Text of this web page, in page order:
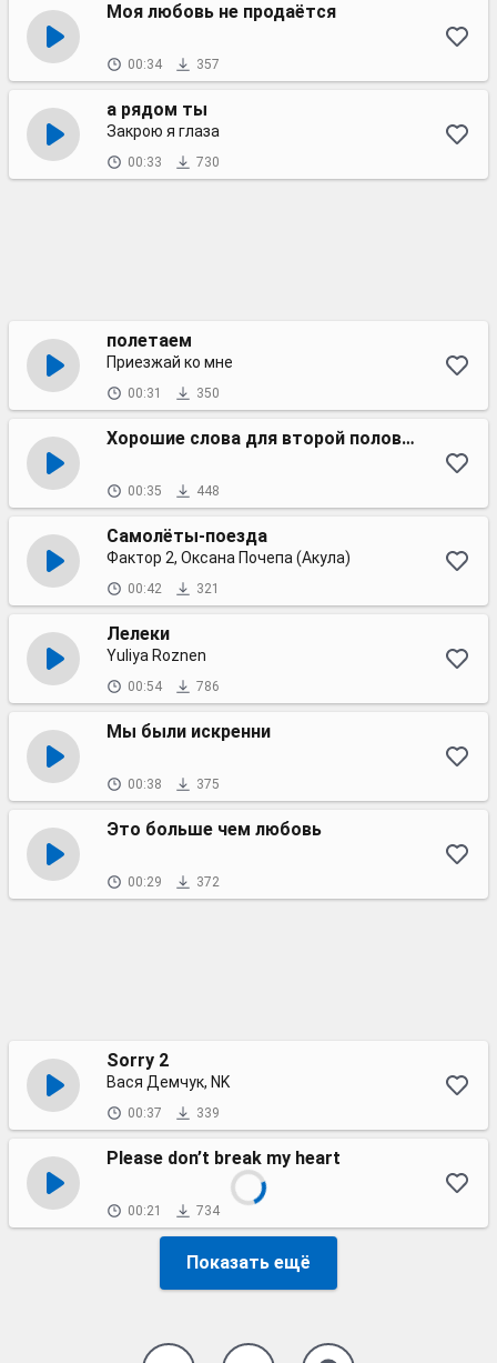
Моя любовь не продаётся
00:34 357
а рядом ты
Закрою я глаза
00:33 730
полетаем
Приезжай ко мне
00:31 350
Хорошие слова для второй половинки
00:35 448
Самолёты-поезда
Фактор 2, Оксана Почепа (Акула)
00:42 321
Лелеки
Yuliya Roznen
00:54 786
Мы были искренни
00:38 375
Это больше чем любовь
00:29 372
Sorry 2
Вася Демчук, NK
00:37 339
Please don’t break my heart
00:21 734
Показать ещё